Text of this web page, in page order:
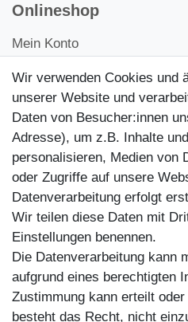
Onlineshop
Mein Konto
Kontakt
Kundenretouren
Reparaturservice
Zahlungsarten
Wir verwenden Cookies und
unserer Website und
Daten von Besucher:innen
Adresse), um z.B. Inhalte
personalisieren, Medien von
oder Zugriffe auf unsere
Datenverarbeitung erfolgt
Wir teilen diese Daten mit
Einstellungen benennen.
Die Datenverarbeitung kann
aufgrund eines berechtigten
Zustimmung kann erteilt
besteht das Recht, nicht